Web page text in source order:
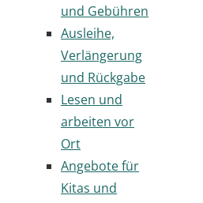
und Gebühren
Ausleihe,
Verlängerung
und Rückgabe
Lesen und
arbeiten vor
Ort
Angebote für
Kitas und